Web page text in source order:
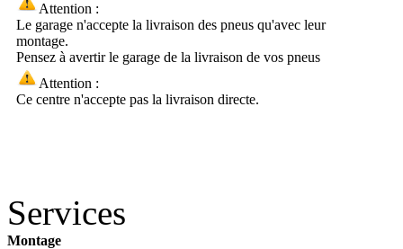
Attention :
Le garage n'accepte la livraison des pneus qu'avec leur
montage.
Pensez à avertir le garage de la livraison de vos pneus
Attention :
Ce centre n'accepte pas la livraison directe.
Services
Montage